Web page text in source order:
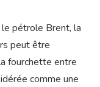
pétrole Brent, la
peut être
fourchette entre
comme une